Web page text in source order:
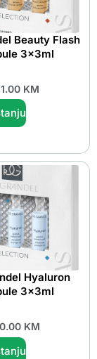
Beauty Flash
3x3ml
KM
Hyaluron
3x3ml
KM